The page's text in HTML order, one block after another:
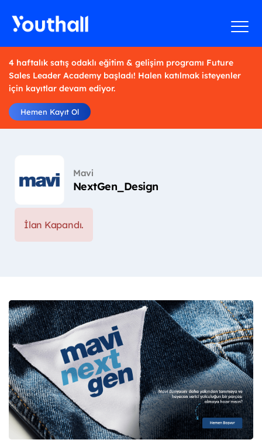
4 haftalık satış odaklı eğitim & gelişim programı Future
Sales Leader Academy başladı! Halen katılmak isteyenler
için kayıtlar devam ediyor.
Hemen Kayıt Ol
Mavi
NextGen_Design
İlan Kapandı.